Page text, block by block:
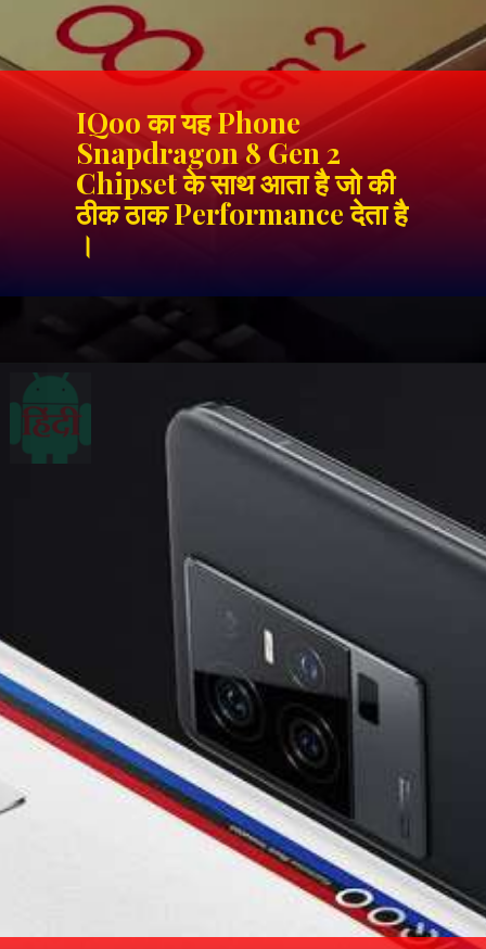
IQoo का यह Phone
Snapdragon 8 Gen 2
Chipset के साथ आता है जो की
ठीक ठाक Performance देता है
।